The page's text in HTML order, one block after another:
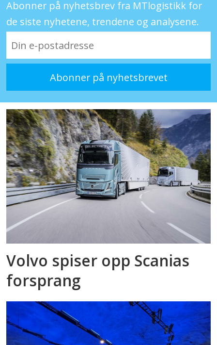
Abonner på nyhetsbrev fra MTlogistikk for
de siste nyhetene, trendene og analysene.
Volvo spiser opp Scanias
forsprang